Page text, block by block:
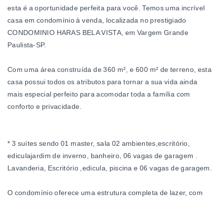
esta é a oportunidade perfeita para você. Temos uma incrível
casa em condomínio à venda, localizada no prestigiado
CONDOMINIO HARAS BELA VISTA, em Vargem Grande
Paulista-SP.
Com uma área construída de 360 m², e 600 m² de terreno, esta
casa possui todos os atributos para tornar a sua vida ainda
mais especial perfeito para acomodar toda a família com
conforto e privacidade.
* 3 suítes sendo 01 master, sala 02 ambientes,escritório,
ediculajardim de inverno, banheiro, 06 vagas de garagem .
Lavanderia, Escritório ,edicula, piscina e 06 vagas de garagem.
O condomínio oferece uma estrutura completa de lazer, com